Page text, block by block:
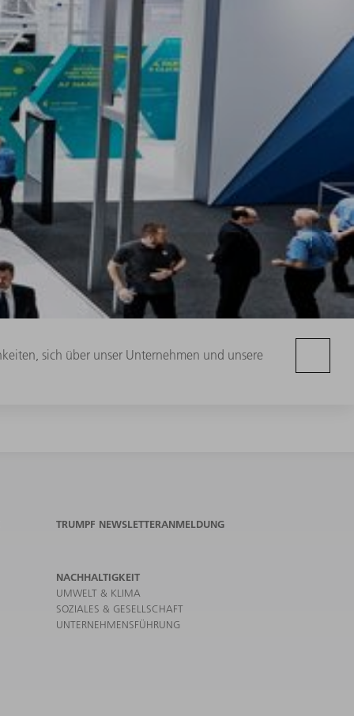
sich über unser Unternehmen und unsere
TRUMPF NEWSLETTERANMELDUNG
NACHHALTIGKEIT
UMWELT & KLIMA
SOZIALES & GESELLSCHAFT
UNTERNEHMENSFÜHRUNG